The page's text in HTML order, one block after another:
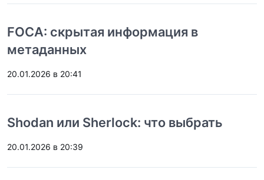
FOCA: скрытая информация в
метаданных
20.01.2026 в 20:41
Shodan или Sherlock: что выбрать
20.01.2026 в 20:39